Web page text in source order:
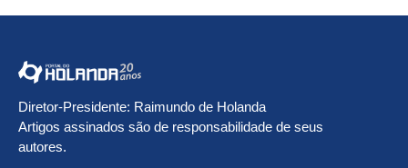
Diretor-Presidente: Raimundo de Holanda
Artigos assinados são de responsabilidade de seus
autores.